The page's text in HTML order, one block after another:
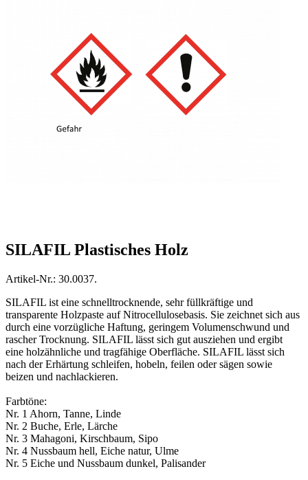
SILAFIL Plastisches Holz
Artikel-Nr.: 30.0037.
SILAFIL ist eine schnelltrocknende, sehr füllkräftige und
transparente Holzpaste auf Nitrocellulosebasis. Sie zeichnet sich aus
durch eine vorzügliche Haftung, geringem Volumenschwund und
rascher Trocknung. SILAFIL lässt sich gut ausziehen und ergibt
eine holzähnliche und tragfähige Oberfläche. SILAFIL lässt sich
nach der Erhärtung schleifen, hobeln, feilen oder sägen sowie
beizen und nachlackieren.
Farbtöne:
Nr. 1 Ahorn, Tanne, Linde
Nr. 2 Buche, Erle, Lärche
Nr. 3 Mahagoni, Kirschbaum, Sipo
Nr. 4 Nussbaum hell, Eiche natur, Ulme
Nr. 5 Eiche und Nussbaum dunkel, Palisander